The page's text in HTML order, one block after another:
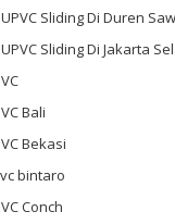
Sliding Di Duren
Sliding Di Jakarta
Bali
Bekasi
bintaro
Conch